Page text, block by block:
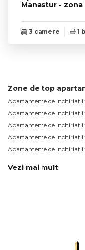
Manastur - zona
3 camere 1
Zone de top
Apartamente de inchiriat
Apartamente de inchiriat
Apartamente de inchiriat
Apartamente de inchiriat
Apartamente de inchiriat
Apartamente de inchiriat
Vezi mai mult